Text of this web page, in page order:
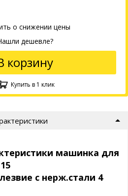
о снижении цены
дешевле?
корзину
Купить в 1 клик
машинка для
с нерж.стали 4